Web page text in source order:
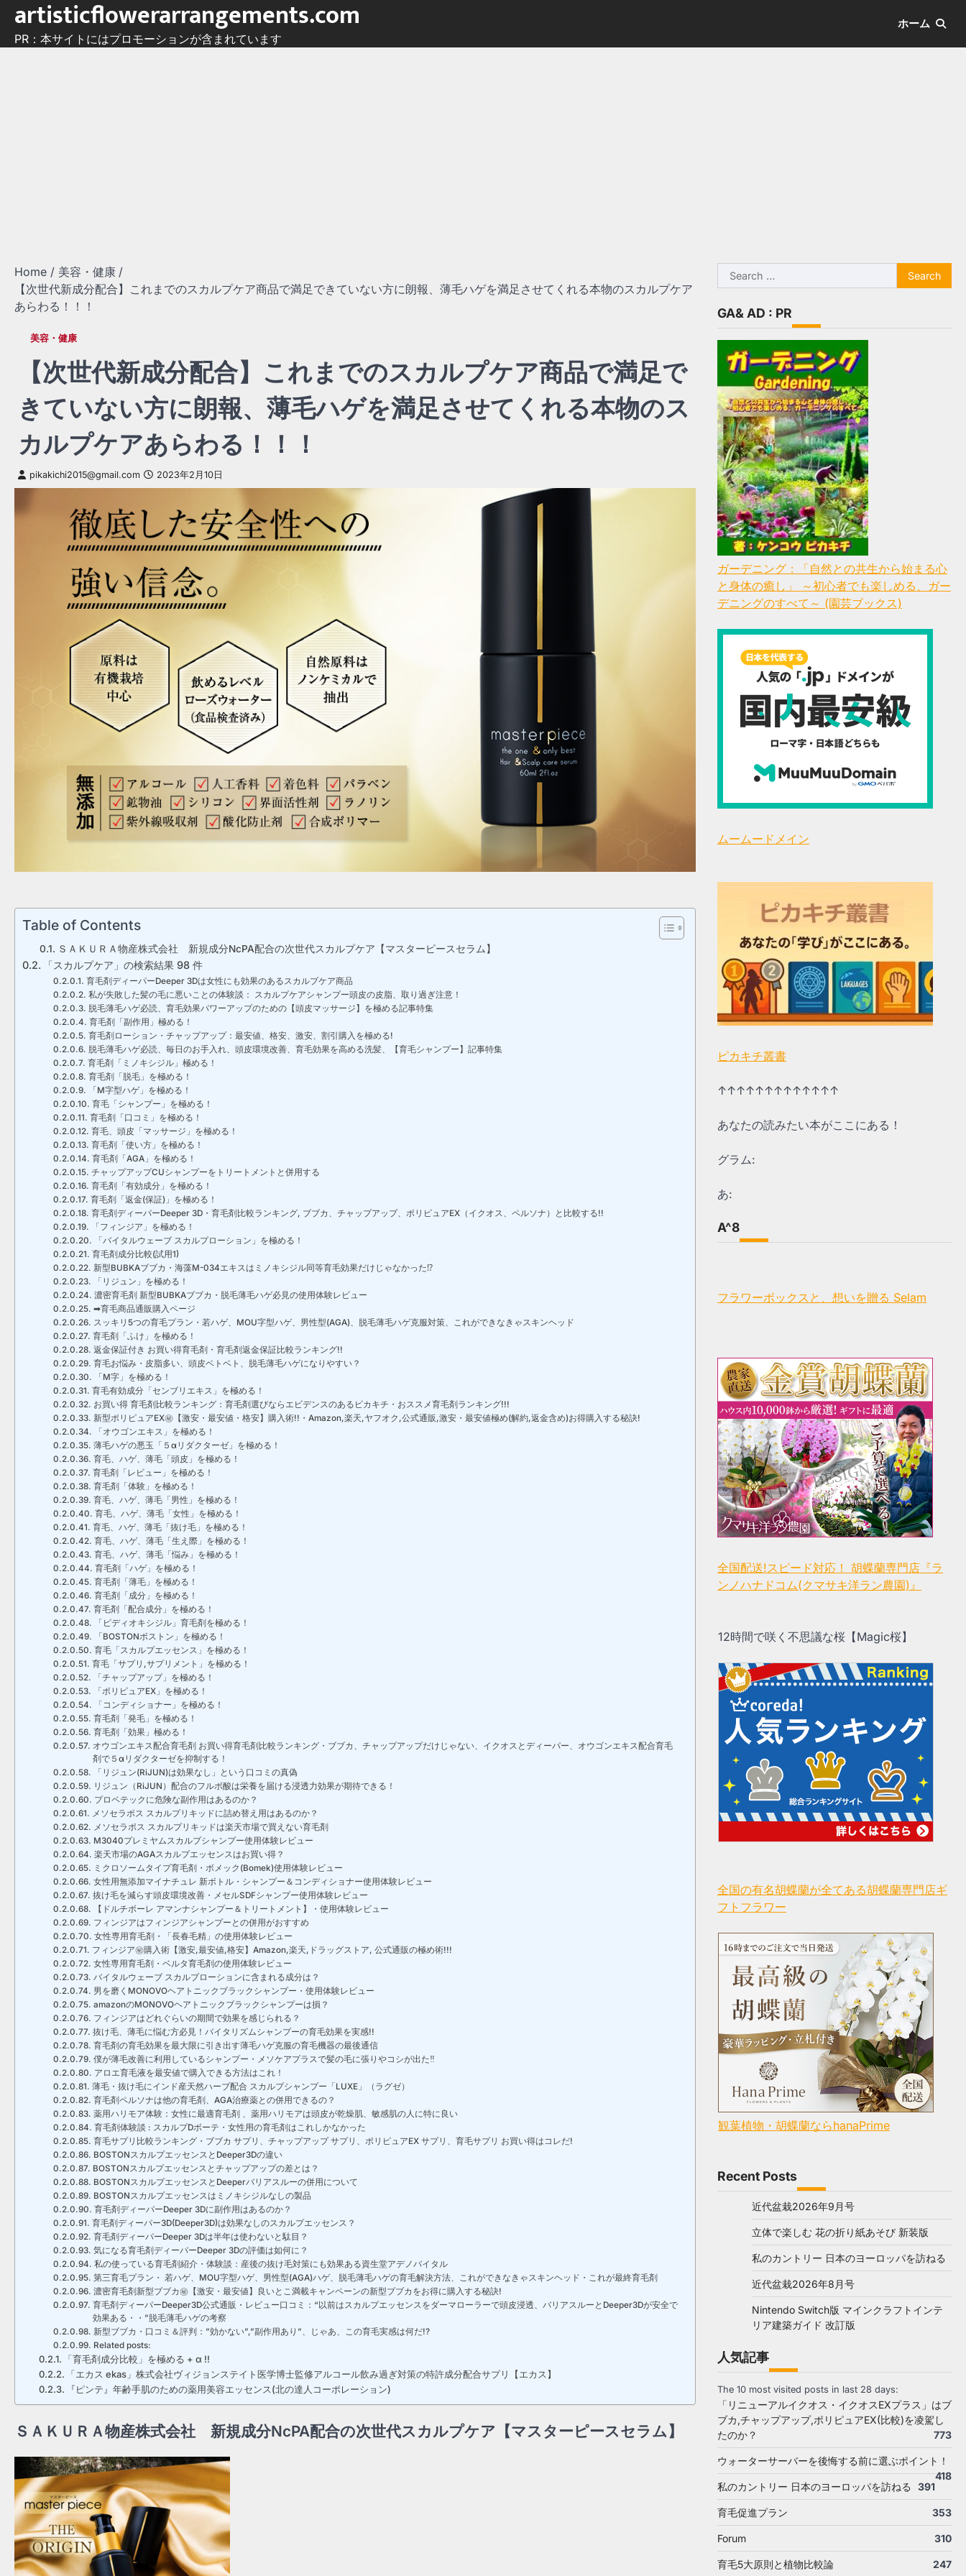
Skip
content
artisticflowerarrangements.com
PR：本サイトにはプロモーションが含まれています
ホーム
Home
美容・健康
【次世代新成分配合】これまでのスカルプケア商品で満足できていない方に朗報、薄毛ハゲを満足させてくれる本物のスカルプケア
あらわる！！！
美容・健康
【次世代新成分配合】これまでのスカルプケア商品で満足で
きていない方に朗報、薄毛ハゲを満足させてくれる本物のス
カルプケアあらわる！！！
pikakichi2015@gmail.com 2023年2月10日
Table of Contents
ＳＡＫＵＲＡ物産株式会社 新規成分NcPA配合の次世代スカルプケア【マスターピースセラム】
「スカルプケア」の検索結果 98 件
育毛剤ディーパーDeeper 3Dは女性にも効果のあるスカルプケア商品
私が失敗した髪の毛に悪いことの体験談： スカルプケアシャンプー頭皮の皮脂、取り過ぎ注意！
脱毛薄毛ハゲ必読、育毛効果パワーアップのための【頭皮マッサージ】を極める記事特集
育毛剤「副作用」極める！
育毛剤ローション・チャップアップ：最安値、格安、激安、割引購入を極める!
脱毛薄毛ハゲ必読、毎日のお手入れ、頭皮環境改善、育毛効果を高める洗髪、【育毛シャンプー】記事特集
育毛剤「ミノキシジル」極める！
育毛剤「脱毛」を極める！
「M字型ハゲ」を極める！
育毛「シャンプー」を極める！
育毛剤「口コミ」を極める！
育毛、頭皮「マッサージ」を極める！
育毛剤「使い方」を極める！
育毛剤「AGA」を極める！
チャップアップCUシャンプーをトリートメントと併用する
育毛剤「有効成分」を極める！
育毛剤「返金(保証)」を極める！
育毛剤ディーパーDeeper 3D・育毛剤比較ランキング, ブブカ、チャップアップ、ポリピュアEX（イクオス、ペルソナ）と比較する!!
「フィンジア」を極める！
「バイタルウェーブ スカルプローション」を極める！
育毛剤成分比較(試用1)
新型BUBKAブブカ・海藻M-034エキスはミノキシジル同等育毛効果だけじゃなかった⁉
「リジュン」を極める！
濃密育毛剤 新型BUBKAブブカ・脱毛薄毛ハゲ必見の使用体験レビュー
➡育毛商品通販購入ページ
スッキリ5つの育毛プラン・若ハゲ、MOU字型ハゲ、男性型(AGA)、脱毛薄毛ハゲ克服対策、これができなきゃスキンヘッド
育毛剤「ふけ」を極める！
返金保証付き お買い得育毛剤・育毛剤返金保証比較ランキング!!
育毛お悩み・皮脂多い、頭皮ベトベト、脱毛薄毛ハゲになりやすい？
「M字」を極める！
育毛有効成分「センブリエキス」を極める！
お買い得 育毛剤比較ランキング：育毛剤選びならエビデンスのあるピカキチ・おススメ育毛剤ランキング!!!
新型ポリピュアEX㊙【激安・最安値・格安】購入術!!・Amazon,楽天,ヤフオク,公式通販,激安・最安値極め(解約,返金含め)お得購入する秘訣!
「オウゴンエキス」を極める！
薄毛ハゲの悪玉「５αリダクターゼ」を極める！
育毛、ハゲ、薄毛「頭皮」を極める！
育毛剤「レビュー」を極める！
育毛剤「体験」を極める！
育毛、ハゲ、薄毛「男性」を極める！
育毛、ハゲ、薄毛「女性」を極める！
育毛、ハゲ、薄毛「抜け毛」を極める！
育毛、ハゲ、薄毛「生え際」を極める！
育毛、ハゲ、薄毛「悩み」を極める！
育毛剤「ハゲ」を極める！
育毛剤「薄毛」を極める！
育毛剤「成分」を極める！
育毛剤「配合成分」を極める！
「ピディオキシジル」育毛剤を極める！
「BOSTONボストン」を極める！
育毛「スカルプエッセンス」を極める！
育毛「サプリ,サプリメント」を極める！
「チャップアップ」を極める！
「ポリピュアEX」を極める！
「コンディショナー」を極める！
育毛剤「発毛」を極める！
育毛剤「効果」極める！
オウゴンエキス配合育毛剤 お買い得育毛剤比較ランキング・ブブカ、チャップアップだけじゃない、イクオスとディーパー、オウゴンエキス配合育毛
剤で５αリダクターゼを抑制する！
「リジュン(RiJUN)は効果なし」という口コミの真偽
リジュン（RiJUN）配合のフルボ酸は栄養を届ける浸透力効果が期待できる！
プロペテックに危険な副作用はあるのか？
メソセラポス スカルプリキッドに詰め替え用はあるのか？
メソセラポス スカルプリキッドは楽天市場で買えない育毛剤
M3040プレミヤムスカルプシャンプー使用体験レビュー
楽天市場のAGAスカルプエッセンスはお買い得？
ミクロソームタイプ育毛剤・ボメック(Bomek)使用体験レビュー
女性用無添加マイナチュレ 新ボトル・シャンプー＆コンディショナー使用体験レビュー
抜け毛を減らす頭皮環境改善・メセルSDFシャンプー使用体験レビュー
【ドルチボーレ アマンナシャンプー＆トリートメント】・使用体験レビュー
フィンジアはフィンジアシャンプーとの併用がおすすめ
女性専用育毛剤・「長春毛精」の使用体験レビュー
フィンジア㊙購入術【激安,最安値,格安】Amazon,楽天,ドラッグストア, 公式通販の極め術!!!
女性専用育毛剤・ベルタ育毛剤の使用体験レビュー
バイタルウェーブ スカルプローションに含まれる成分は？
男を磨くMONOVOヘアトニックブラックシャンプー・使用体験レビュー
amazonのMONOVOヘアトニックブラックシャンプーは損？
フィンジアはどれぐらいの期間で効果を感じられる？
抜け毛、薄毛に悩む方必見！バイタリズムシャンプーの育毛効果を実感!!
育毛剤の育毛効果を最大限に引き出す薄毛ハゲ克服の育毛機器の最後通信
僕が薄毛改善に利用しているシャンプー・メソケアプラスで髪の毛に張りやコシが出た‼
アロエ育毛液を最安値で購入できる方法はこれ！
薄毛・抜け毛にインド産天然ハーブ配合 スカルプシャンプー「LUXE」（ラグゼ）
育毛剤ペルソナは他の育毛剤、AGA治療薬との併用できるの？
薬用ハリモア体験：女性に最適育毛剤 、薬用ハリモアは頭皮が乾燥肌、敏感肌の人に特に良い
育毛剤体験談 : スカルプDボーテ・女性用の育毛剤はこれしかなかった
育毛サプリ比較ランキング・ブブカ サプリ、チャップアップ サプリ、ポリピュアEX サプリ、育毛サプリ お買い得はコレだ!
BOSTONスカルプエッセンスとDeeper3Dの違い
BOSTONスカルプエッセンスとチャップアップの差とは？
BOSTONスカルプエッセンスとDeeperバリアスルーの併用について
BOSTONスカルプエッセンスはミノキシジルなしの製品
育毛剤ディーパーDeeper 3Dに副作用はあるのか？
育毛剤ディーパー3D(Deeper3D)は効果なしのスカルプエッセンス？
育毛剤ディーパーDeeper 3Dは半年は使わないと駄目？
気になる育毛剤ディーパーDeeper 3Dの評価は如何に？
私の使っている育毛剤紹介・体験談：産後の抜け毛対策にも効果ある資生堂アデノバイタル
第三育毛プラン・ 若ハゲ、MOU字型ハゲ、男性型(AGA)ハゲ、脱毛薄毛ハゲの育毛解決方法、これができなきゃスキンヘッド・これが最終育毛剤
濃密育毛剤新型ブブカ㊙【激安・最安値】良いとこ満載キャンペーンの新型ブブカをお得に購入する秘訣!
育毛剤ディーパーDeeper3D公式通販・レビュー口コミ：“以前はスカルプエッセンスをダーマローラーで頭皮浸透、バリアスルーとDeeper3Dが安全で
効果ある・・”脱毛薄毛ハゲの考察
新型ブブカ・口コミ＆評判：”効かない”,”副作用あり”、じゃあ、この育毛実感は何だ!?
Related posts:
「育毛剤成分比較」を極める + α !!
「エカス ekas」株式会社ヴィジョンステイト医学博士監修アルコール飲み過ぎ対策の特許成分配合サプリ【エカス】
『ピンテ』年齢手肌のための薬用美容エッセンス(北の達人コーポレーション)
ＳＡＫＵＲＡ物産株式会社 新規成分NcPA配合の次世代スカルプケア【マスターピースセラム】
Search
for:
GA& AD : PR
ガーデニング：「自然との共生から始まる心
と身体の癒し」 ～初心者でも楽しめる、ガー
デニングのすべて～ (園芸ブックス)
ムームードメイン
ピカキチ叢書
↑↑↑↑↑↑↑↑↑↑↑↑↑
あなたの読みたい本がここにある！
グラム:
あ:
A^8
フラワーボックスと、想いを贈る Selam
全国配送!スピード対応！ 胡蝶蘭専門店『ラ
ンノハナドコム(クマサキ洋ラン農園)』
12時間で咲く不思議な桜【Magic桜】
全国の有名胡蝶蘭が全てある胡蝶蘭専門店ギ
フトフラワー
観葉植物・胡蝶蘭ならhanaPrime
Recent Posts
近代盆栽2026年9月号
立体で楽しむ 花の折り紙あそび 新装版
私のカントリー 日本のヨーロッパを訪ねる
近代盆栽2026年8月号
Nintendo Switch版 マインクラフトインテ
リア建築ガイド 改訂版
人気記事
The 10 most visited posts in last 28 days:
「リニューアルイクオス・イクオスEXプラス」はブ
ブカ,チャップアップ,ポリピュアEX(比較)を凌駕し
たのか？
773
ウォーターサーバーを後悔する前に選ぶポイント！
418
私のカントリー 日本のヨーロッパを訪ねる
391
育毛促進プラン 353
Forum 310
育毛5大原則と植物比較論 247